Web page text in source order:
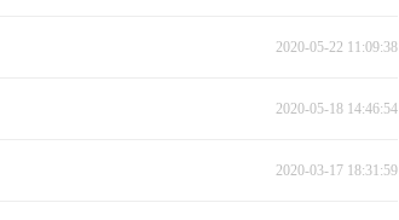
2020-05-22 11:09:38
2020-05-18 14:46:54
2020-03-17 18:31:59